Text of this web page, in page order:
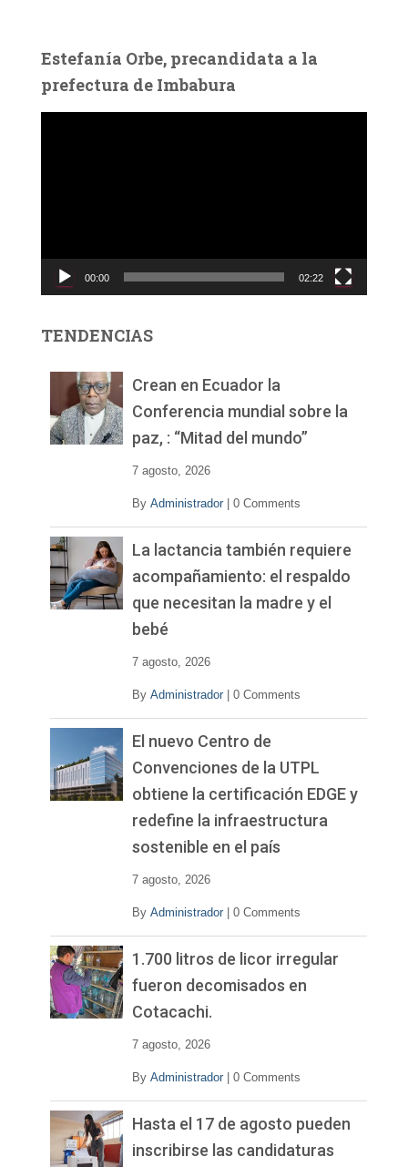
Estefanía Orbe, precandidata a la
prefectura de Imbabura
c
d
00:00 02:22
TENDENCIAS
Crean en Ecuador la
Conferencia mundial sobre la
paz, : “Mitad del mundo”
7 agosto, 2026
By Administrador 0 Comments
La lactancia también requiere
acompañamiento: el respaldo
que necesitan la madre y el
bebé
7 agosto, 2026
By Administrador 0 Comments
El nuevo Centro de
Convenciones de la UTPL
obtiene la certificación EDGE y
redefine la infraestructura
sostenible en el país
7 agosto, 2026
By Administrador 0 Comments
1.700 litros de licor irregular
fueron decomisados en
Cotacachi.
7 agosto, 2026
By Administrador 0 Comments
Hasta el 17 de agosto pueden
inscribirse las candidaturas